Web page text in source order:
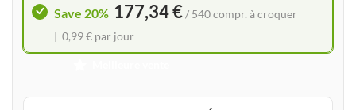
0,99 € par jour
177,34 €/ 540 compr. à croquer
Save 20%